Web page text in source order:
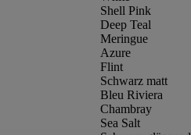
Shell Pink
Deep Teal
Meringue
Azure
Flint
Schwarz matt
Bleu Riviera
Chambray
Sea Salt